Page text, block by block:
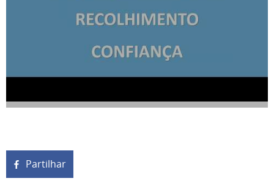
Partilhar